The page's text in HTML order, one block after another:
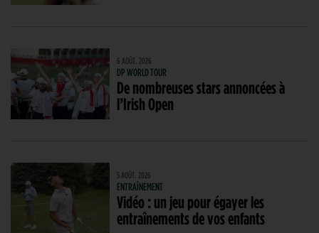
6 AOÛT. 2026
DP WORLD TOUR
De nombreuses stars annoncées à
l’Irish Open
5 AOÛT. 2026
ENTRAÎNEMENT
Vidéo : un jeu pour égayer les
entraînements de vos enfants